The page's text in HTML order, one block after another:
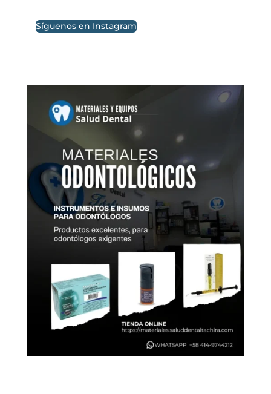
Síguenos en Instagram